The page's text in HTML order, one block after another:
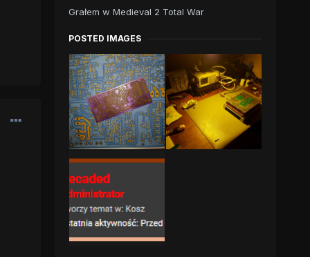
Grałem w Medieval 2 Total War
POSTED IMAGES